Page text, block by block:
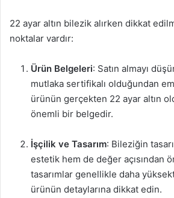
22 ayar altın bilezik alırken dikkat
noktalar vardır:
Ürün Belgeleri: Satın almayı
mutlaka sertifikalı olduğundan
ürünün gerçekten 22 ayar altın
önemli bir belgedir.
İşçilik ve Tasarım: Bileziğin
estetik hem de değer açısından
tasarımlar genellikle daha
ürünün detaylarına dikkat edin.